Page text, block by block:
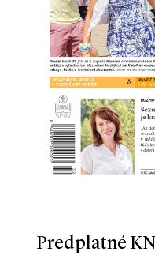
Predplatné KN